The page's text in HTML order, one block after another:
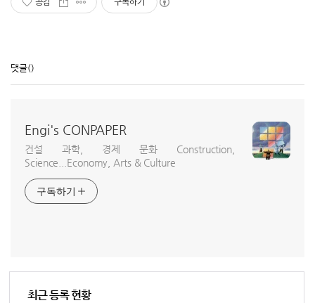
댓글()
Engi's CONPAPER
건설 과학, 경제 문화 Construction,
Science...Economy, Arts & Culture
구독하기
최근 등록 현황